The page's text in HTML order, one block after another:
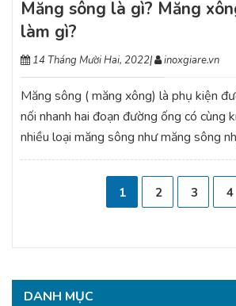
Măng sông là gì? Măng
làm gì?
14 Tháng Mười Hai, 2022| inoxgiare.vn
Măng sông ( măng xông) là phụ kiện
nối nhanh hai đoạn đường ống có cùng
nhiều loại măng sông như măng sông
1 2 3 4
DANH MỤC